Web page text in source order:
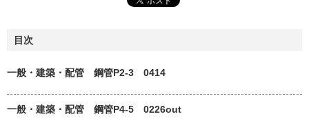
目次
一般・建築・配管 鋼管P2-3 0414
一般・建築・配管 鋼管P4-5 0226out